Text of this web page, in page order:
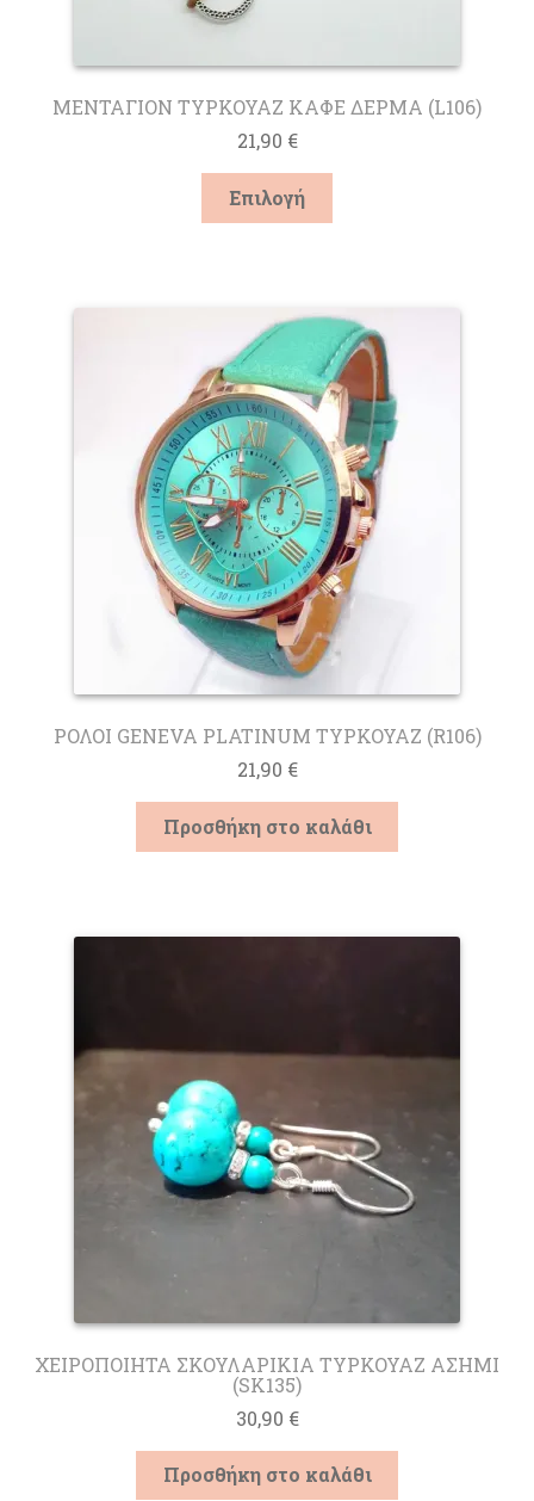
ΜΕΝΤΑΓΙΟΝ ΤΥΡΚΟΥΑΖ ΚΑΦΕ ΔΕΡΜΑ (L106)
21,90 €
Επιλογή
παραλλαγές.
Οι
επιλογές
μπορούν
να
επιλεγούν
στη
σελίδα
του
προϊόντος
ΡΟΛΟΙ GENEVA PLATINUM ΤΥΡΚΟΥΑΖ (R106)
21,90 €
Προσθήκη στο καλάθι
ΧΕΙΡΟΠΟΙΗΤΑ ΣΚΟΥΛΑΡΙΚΙΑ ΤΥΡΚΟΥΑΖ ΑΣΗΜΙ
(SK135)
30,90 €
Προσθήκη στο καλάθι